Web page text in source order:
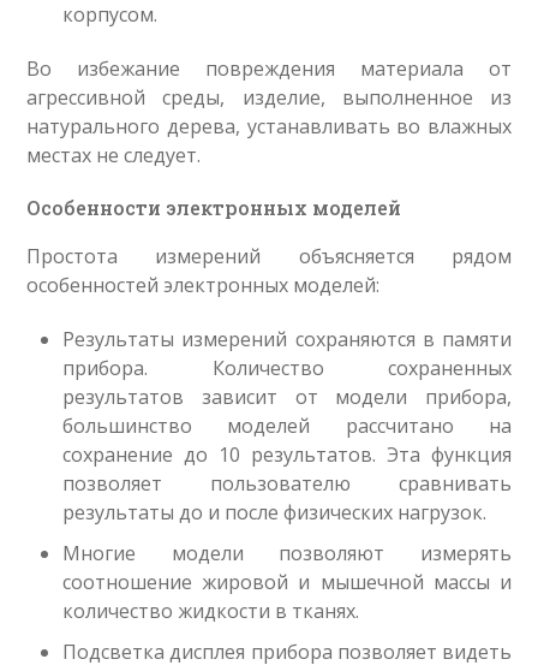
корпусом.
Во избежание повреждения материала от
агрессивной среды, изделие, выполненное из
натурального дерева, устанавливать во влажных
местах не следует.
Особенности электронных моделей
Простота измерений объясняется рядом
особенностей электронных моделей:
Результаты измерений сохраняются в памяти
прибора. Количество сохраненных
результатов зависит от модели прибора,
большинство моделей рассчитано на
сохранение до 10 результатов. Эта функция
позволяет пользователю сравнивать
результаты до и после физических нагрузок.
Многие модели позволяют измерять
соотношение жировой и мышечной массы и
количество жидкости в тканях.
Подсветка дисплея прибора позволяет видеть